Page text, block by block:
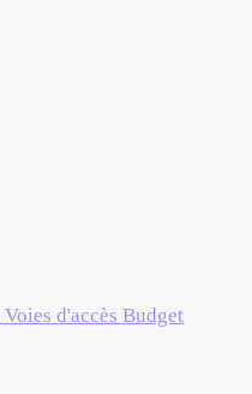
Voies d'accès Budget